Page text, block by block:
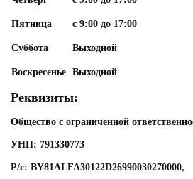
Пятница с 9:00 до 17:00
Суббота Выходной
Воскресенье Выходной
Реквизиты:
Общество с ограниченной
УНП: 791330773
Р/с: BY81ALFA30122D26990030270000,